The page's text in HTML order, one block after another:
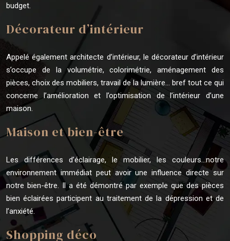
budget.
Décorateur d’intérieur
Appelé également architecte d’intérieur, le décorateur d’intérieur
s’occupe de la volumétrie, colorimétrie, aménagement des
pièces, choix des mobiliers, travail de la lumière… bref tout ce qui
concerne l’amélioration et l’optimisation de l’intérieur d’une
maison.
Maison et bien-être
Les différences d’éclairage, le mobilier, les couleurs…notre
environnement immédiat peut avoir une influence directe sur
notre bien-être. Il a été démontré par exemple que des pièces
bien éclairées participent au traitement de la dépression et de
l’anxiété.
Shopping déco